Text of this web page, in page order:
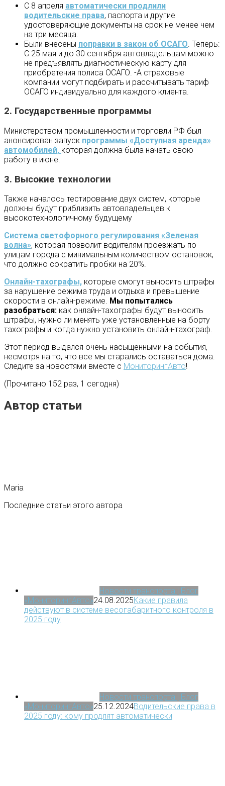
С 8 апреля автоматически продлили
водительские права, паспорта и другие
удостоверяющие документы на срок не менее чем
на три месяца.
Были внесены поправки в закон об ОСАГО . Теперь:
С 25 мая и до 30 сентября автовладельцам можно
не предъявлять диагностическую карту для
приобретения полиса ОСАГО. -А страховые
компании могут подбирать и рассчитывать тариф
ОСАГО индивидуально для каждого клиента.
2. Государственные программы
Министерством промышленности и торговли РФ был
анонсирован запуск программы «Доступная аренда»
автомобилей, которая должна была начать свою
работу в июне.
3. Высокие технологии
Также началось тестирование двух систем, которые
должны будут приблизить автовладельцев к
высокотехнологичному будущему
Система светофорного регулирования «Зеленая
волна», которая позволит водителям проезжать по
улицам города с минимальным количеством остановок,
что должно сократить пробки на 20%.
Онлайн-тахографы, которые смогут выносить штрафы
за нарушение режима труда и отдыха и превышение
скорости в онлайн-режиме. Мы попытались
разобраться: как онлайн-тахографы будут выносить
штрафы, нужно ли менять уже установленные на борту
тахографы и когда нужно установить онлайн-тахограф.
Этот период выдался очень насыщенными на события,
несмотря на то, что все мы старались оставаться дома.
Следите за новостями вместе с МониторингАвто!
(Прочитано 152 раз, 1 сегодня)
Автор статьи
Maria
Последние статьи этого автора
Новости транспорта | Блог
«МониторингАвто»24.08.2025Какие правила
действуют в системе весогабаритного контроля в
2025 году
Новости транспорта | Блог
«МониторингАвто»25.12.2024Водительские права в
2025 году: кому продлят автоматически